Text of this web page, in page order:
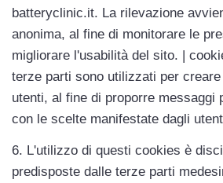
batteryclinic.it. La rilevazione
anonima, al fine di monitorare le
migliorare l'usabilità del sito. |
terze parti sono utilizzati per
utenti, al fine di proporre messaggi
con le scelte manifestate dagli
6. L'utilizzo di questi cookies è
predisposte dalle terze parti